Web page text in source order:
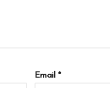
Email *